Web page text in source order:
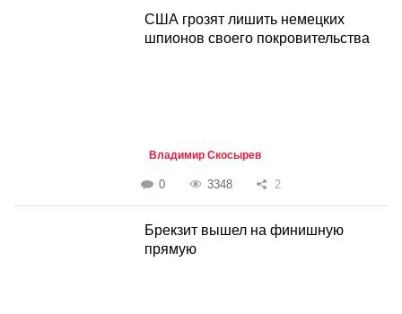
США грозят лишить немецких
шпионов своего покровительства
Владимир Скосырев
0 3348 2
Брекзит вышел на финишную
прямую